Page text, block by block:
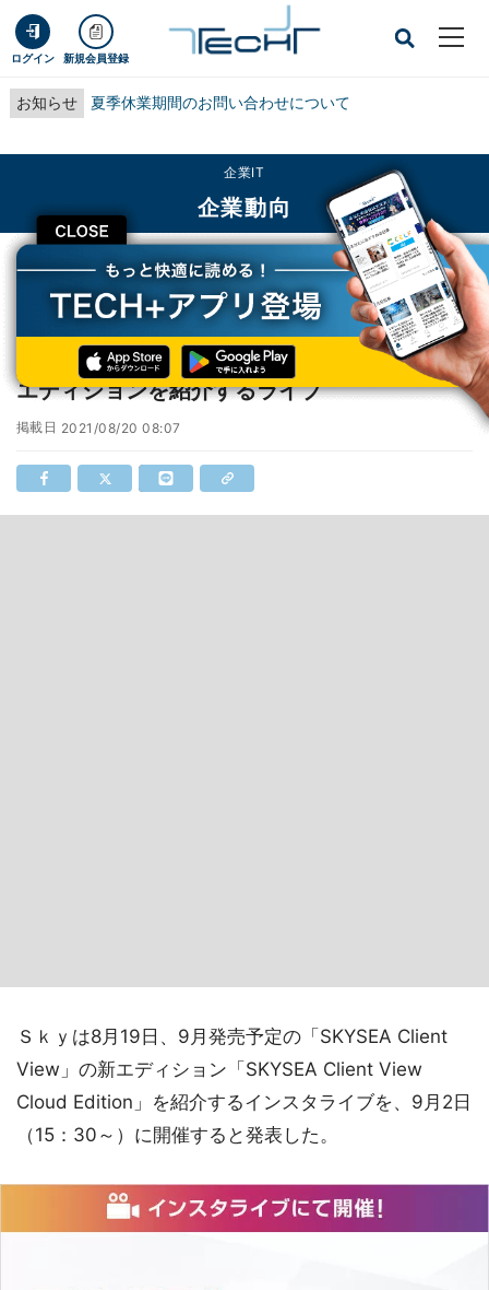
ログイン 新規会員登録
お知らせ 夏季休業期間のお問い合わせについて
CLOSE
企業IT
企業動向
TECH+ 企業IT
企業動向
Ｓｋｙ、9月に「SKYSEA Client View」の新エディションを紹介するライブ
Ｓｋｙ、9月に「SKYSEA Client View」の新
エディションを紹介するライブ
掲載日 2021/08/20 08:07
Ｓｋｙは8月19日、9月発売予定の「SKYSEA Client
View」の新エディション「SKYSEA Client View
Cloud Edition」を紹介するインスタライブを、9月2日
（15：30～）に開催すると発表した。